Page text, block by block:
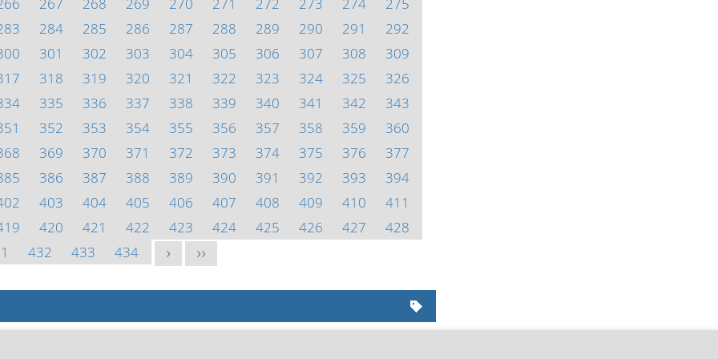
284 285 286 287 288 289 290 291
292
301 302 303 304 305 306 307 308
309
318 319 320 321 322 323 324 325
326
335 336 337 338 339 340 341 342
343
352 353 354 355 356 357 358 359
360
369 370 371 372 373 374 375 376
377
386 387 388 389 390 391 392 393
394
403 404 405 406 407 408 409 410
411
420 421 422 423 424 425 426 427
428
432 433 434 > >>